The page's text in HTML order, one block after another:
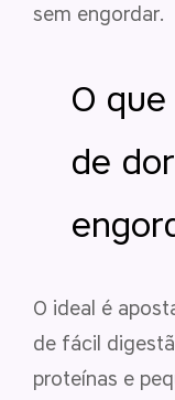
sem engordar.
O
de
O ideal é
de fácil
proteínas e